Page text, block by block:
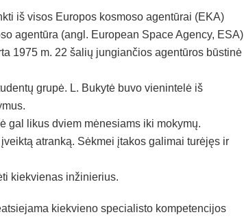
iš visos Europos kosmoso agentūrai (EKA)
agentūra (angl. European Space Agency, ESA)
1975 m. 22 šalių jungiančios agentūros būstinė
grupė. L. Bukytė buvo vienintelė iš
gal likus dviem mėnesiams iki mokymų.
atranką. Sėkmei įtakos galimai turėjęs ir
kiekvienas inžinierius.
kiekvieno specialisto kompetencijos